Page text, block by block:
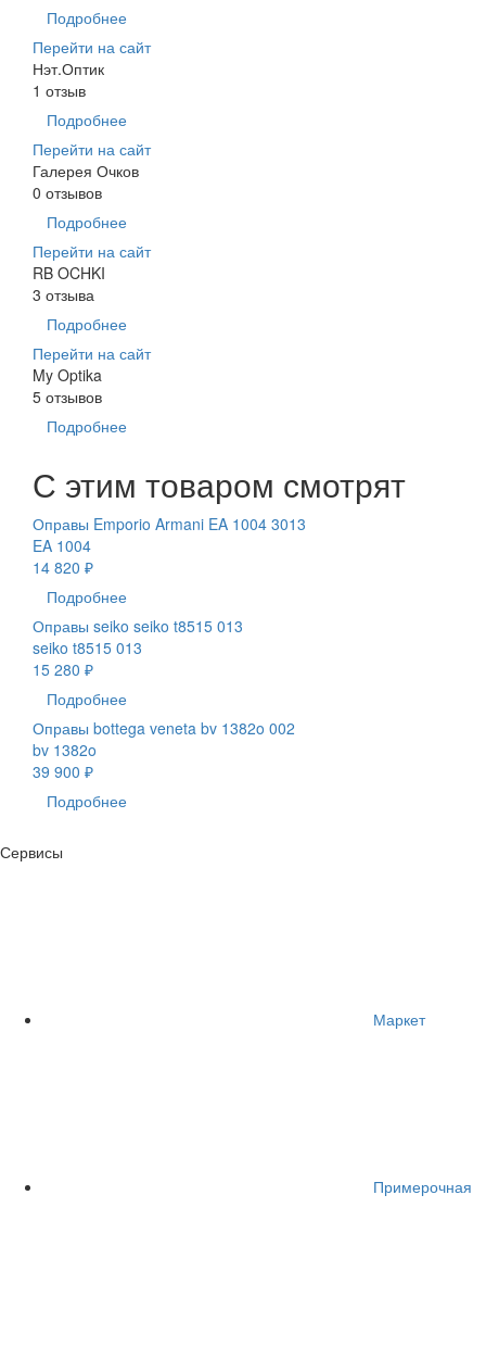
Подробнее
Перейти на сайт
Нэт.Оптик
1 отзыв
Подробнее
Перейти на сайт
Галерея Очков
0 отзывов
Подробнее
Перейти на сайт
RB OCHKI
3 отзыва
Подробнее
Перейти на сайт
My Optika
5 отзывов
Подробнее
С этим товаром смотрят
Оправы Emporio Armani EA 1004 3013
EA 1004
14 820 ₽
Подробнее
Оправы seiko seiko t8515 013
seiko t8515 013
15 280 ₽
Подробнее
Оправы bottega veneta bv 1382o 002
bv 1382o
39 900 ₽
Подробнее
Сервисы
Маркет
Примерочная